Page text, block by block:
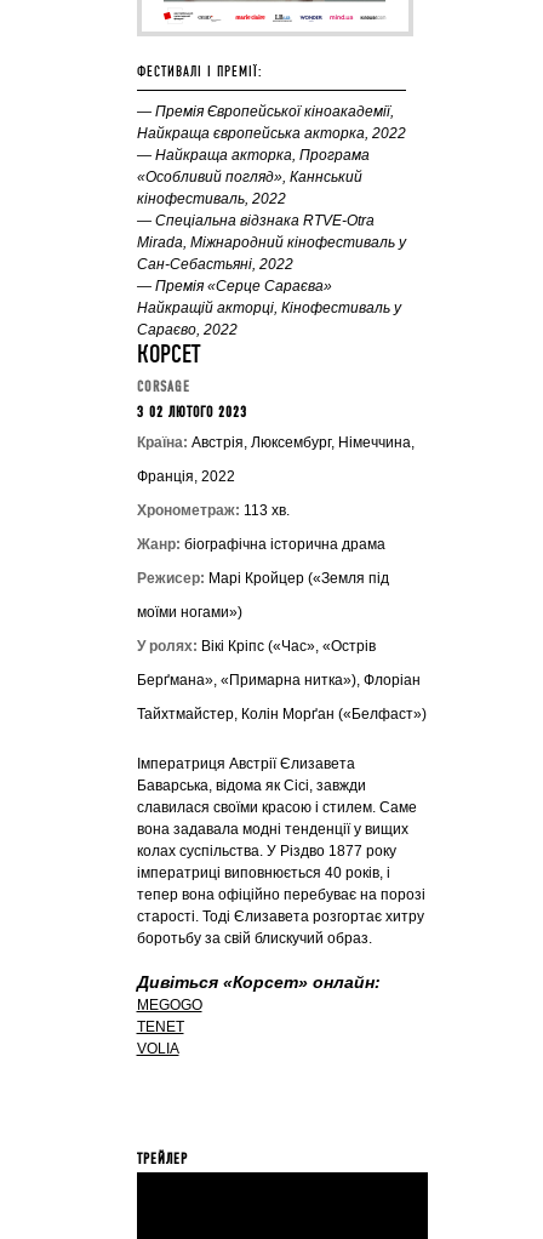
ФЕСТИВАЛІ І ПРЕМІЇ:
—Премія Європейської кіноакадемії,
Найкраща європейська акторка, 2022
— Найкраща акторка, Програма
«Особливий погляд», Каннський
кінофестиваль, 2022
— Спеціальна відзнака RTVE-Otra
Mirada, Міжнародний кінофестиваль у
Сан-Себастьяні, 2022
— Премія «Серце Сараєва»
Найкращій акторці, Кінофестиваль у
Сараєво, 2022
КОРСЕТ
CORSAGE
З 02 ЛЮТОГО 2023
Країна: Австрія, Люксембург, Німеччина,
Франція, 2022
Хронометраж: 113 хв.
Жанр: біографічна історична драма
Режисер: Марі Кройцер («Земля під
моїми ногами»)
У ролях: Вікі Кріпс («Час», «Острів
Берґмана», «Примарна нитка»), Флоріан
Тайхтмайстер, Колін Морґан («Белфаст»)
Імператриця Австрії Єлизавета
Баварська, відома як Сісі, завжди
славилася своїми красою і стилем. Саме
вона задавала модні тенденції у вищих
колах суспільства. У Різдво 1877 року
імператриці виповнюється 40 років, і
тепер вона офіційно перебуває на порозі
старості. Тоді Єлизавета розгортає хитру
боротьбу за свій блискучий образ.
Дивіться «Корсет» онлайн:
MEGOGO
TENET
VOLIA
ТРЕЙЛЕР